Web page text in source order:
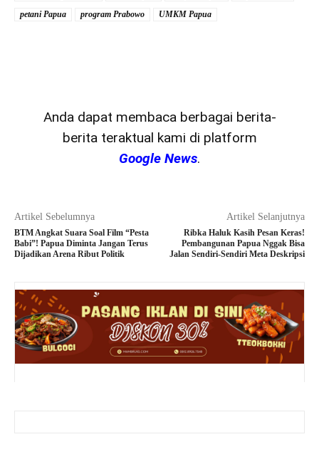
petani Papua
program Prabowo UMKM Papua
Anda dapat membaca berbagai berita-
berita teraktual kami di platform
Google News.
Artikel Sebelumnya
BTM Angkat Suara Soal Film “Pesta
Babi”! Papua Diminta Jangan Terus
Dijadikan Arena Ribut Politik
Artikel Selanjutnya
Ribka Haluk Kasih Pesan Keras!
Pembangunan Papua Nggak Bisa
Jalan Sendiri-Sendiri Meta Deskripsi